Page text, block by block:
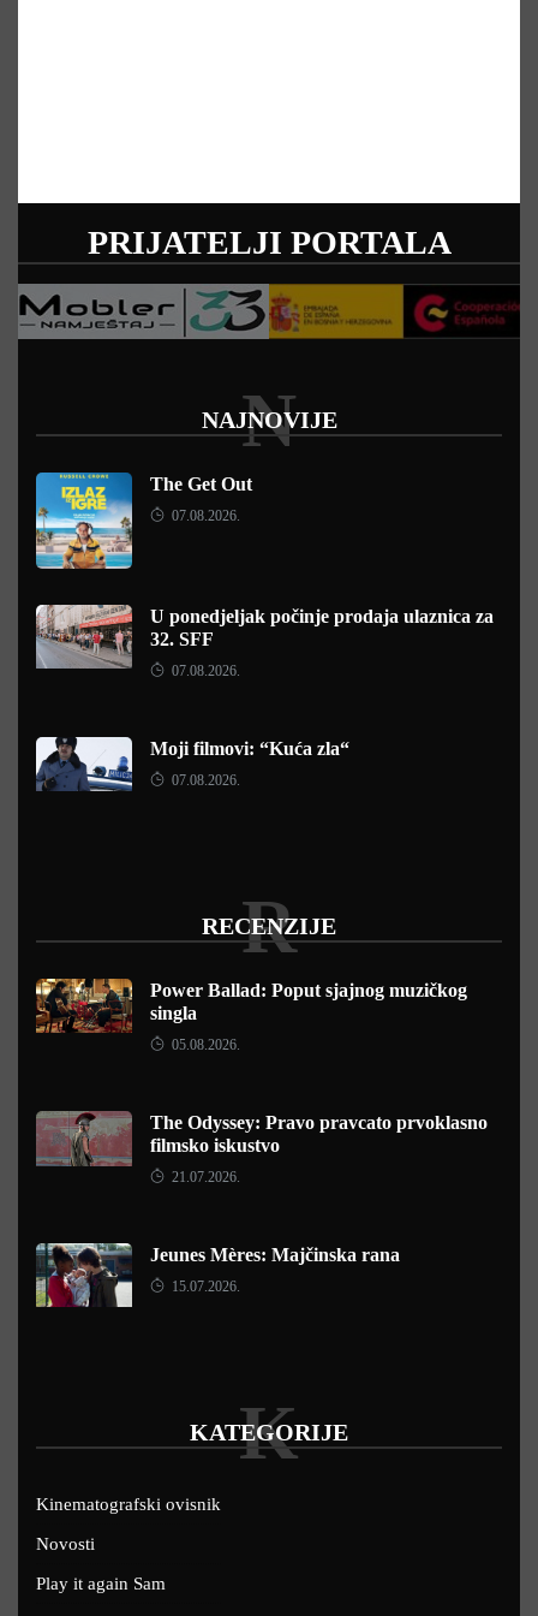
PRIJATELJI PORTALA
NAJNOVIJE
N
The Get Out
07.08.2026.
U ponedjeljak počinje prodaja ulaznica za
32. SFF
07.08.2026.
Moji filmovi: “Kuća zla“
07.08.2026.
RECENZIJE
R
Power Ballad: Poput sjajnog muzičkog
singla
05.08.2026.
The Odyssey: Pravo pravcato prvoklasno
filmsko iskustvo
21.07.2026.
Jeunes Mères: Majčinska rana
15.07.2026.
KATEGORIJE
K
Kinematografski ovisnik
Novosti
Play it again Sam